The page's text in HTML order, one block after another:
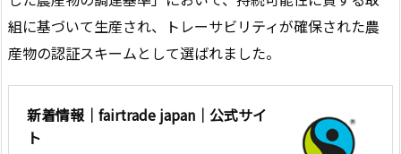
組に基づいて生産され、トレーサビリティが確保された農
産物の認証スキームとして選ばれました。
新着情報｜fairtrade japan｜公式サイ
ト